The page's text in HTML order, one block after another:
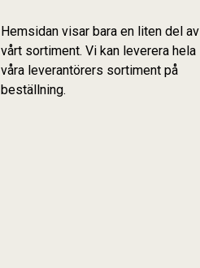
Hemsidan visar bara en liten del av
vårt sortiment. Vi kan leverera hela
våra leverantörers sortiment på
beställning.